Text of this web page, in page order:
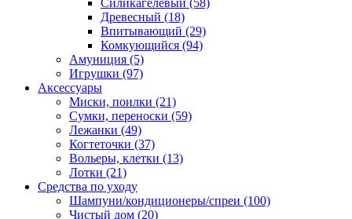
Силикагелевый (58)
Древесный (18)
Впитывающий (29)
Комкующийся (94)
Амуниция (5)
Игрушки (97)
Аксессуары
Миски, поилки (21)
Сумки, переноски (59)
Лежанки (49)
Когтеточки (37)
Вольеры, клетки (13)
Лотки (21)
Средства по уходу
Шампуни/кондиционеры/спреи (100)
Чистый дом (20)